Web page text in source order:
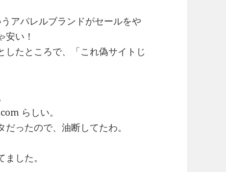
アパレルブランドがセールをや
い！
したところで、「これ偽サイトじ
らしい。
ったので、油断してたわ。
した。